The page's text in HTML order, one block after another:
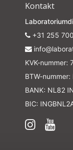
Kontakt
+31 255
KVK-nummer:
BTW-
BANK: NL82
BIC: